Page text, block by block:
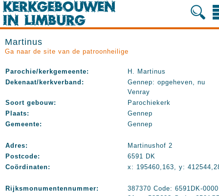
Martinus
Ga naar de site van de patroonheilige
Parochie/kerkgemeente:
H. Martinus
Dekenaat/kerkverband:
Gennep: opgeheven, nu
Venray
Soort gebouw:
Parochiekerk
Plaats:
Gennep
Gemeente:
Gennep
Adres:
Martinushof 2
Postcode:
6591 DK
Coördinaten:
x: 195460,163, y:
Rijksmonumentennummer:
387370 Code: 6591DK-